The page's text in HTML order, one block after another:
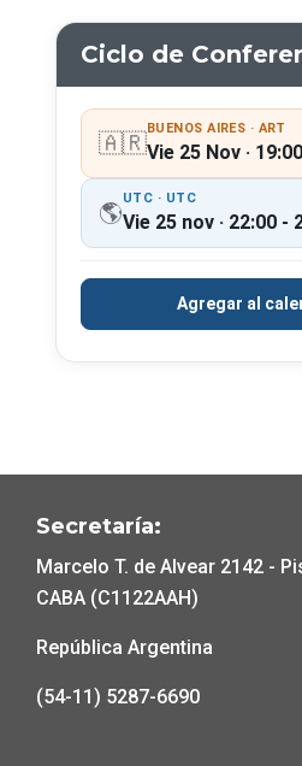
Ciclo de
🇦🇷
BUENOS AIRES · ART
Vie 25 Nov ·
🌎
UTC · UTC
Vie 25 nov · 22:00 -
Agregar al
Secretaría:
Marcelo T. de Alvear 2142 -
CABA (C1122AAH)
República Argentina
(54-11) 5287-6690